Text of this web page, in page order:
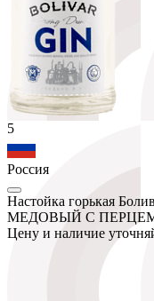
5
Россия
Настойка горькая
МЕДОВЫЙ С
Цену и наличие